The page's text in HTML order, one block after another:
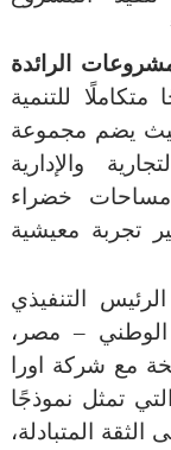
الرائدة
متكاملًا للتنمية
حيث يضم مجموعة
والإدارية
مساحات خضراء
تجربة معيشية
الرئيس التنفيذي
الوطني – مصر،
مع شركة اورا
تمثل نموذجًا
المتبادلة،